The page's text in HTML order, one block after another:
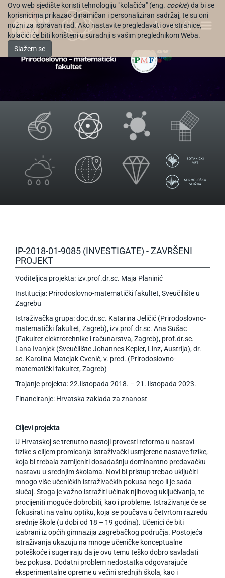
Ovo web sjedište koristi tehnologiju "kolačića" (eng. cookie) da bi se
korisnicima prikazao dinamičan i personaliziran sadržaj, te su oni
nužni za ispravan rad. Ako nastavite pregledavati ove stranice,
kolačići će biti korišteni u suradnji s vašim preglednikom Weba.
Slažem se
EN
IP-2018-01-9085 (INVESTIGATE) - ZAVRŠENI
PROJEKT
Voditeljica projekta: izv.prof.dr.sc. Maja Planinić
Institucija: Prirodoslovno-matematički fakultet, Sveučilište u
Zagrebu
Istraživačka grupa: doc.dr.sc. Katarina Jeličić (Prirodoslovno-
matematički fakultet, Zagreb), izv.prof.dr.sc. Ana Sušac
(Fakultet elektrotehnike i računarstva, Zagreb), prof.dr.sc.
Lana Ivanjek (Sveučilište Johannes Kepler, Linz, Austrija), dr.
sc. Karolina Matejak Cvenić, v. pred. (Prirodoslovno-
matematički fakultet, Zagreb)
Trajanje projekta: 22.listopada 2018. – 21. listopada 2023.
Financiranje: Hrvatska zaklada za znanost
Ciljevi projekta
U Hrvatskoj se trenutno nastoji provesti reforma u nastavi
fizike s ciljem promicanja istraživački usmjerene nastave fizike,
koja bi trebala zamijeniti dosadašnju dominantno predavačku
nastavu u srednjim školama. Novi bi pristup trebao uključiti
mnogo više učeničkih istraživačkih pokusa nego li je sada
slučaj. Stoga je važno istražiti učinak njihovog uključivanja, te
procijeniti moguće dobrobiti, kao i probleme. Istraživanje će se
fokusirati na valnu optiku, koja se poučava u četvrtom razredu
srednje škole (u dobi od 18 – 19 godina). Učenici će biti
izabrani iz općih gimnazija zagrebačkog područja. Postojeća
istraživanja ukazuju na mnoge učeničke konceptualne
poteškoće i sugeriraju da je ovu temu teško dobro savladati
bez pokusa. Dodatni problem nedostatka odgovarajuće
eksperimentalne opreme u većini srednjih škola, kao i